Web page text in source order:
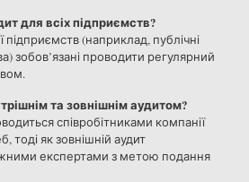
для всіх підприємств?
підприємств (наприклад, публічні
зобов’язані проводити регулярний
та зовнішнім аудитом?
співробітниками компанії
тоді як зовнішній аудит
експертами з метою подання